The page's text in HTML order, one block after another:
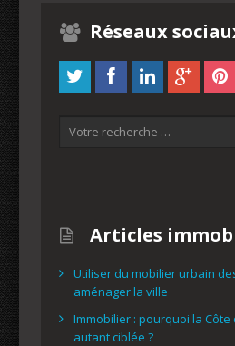
Réseaux
Articles
Utiliser du mobilier urbain
aménager la ville
Immobilier : pourquoi la Côte
autant ciblée ?